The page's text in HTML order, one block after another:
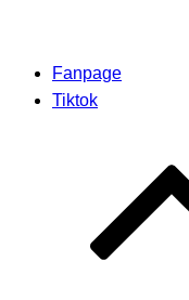
Fanpage
Tiktok